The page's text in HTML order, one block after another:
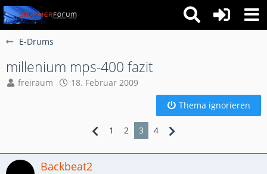
E-Drums
millenium mps-400 fazit
freiraum
18. Februar 2009
Thema ignorieren
1 2 3 4
Backbeat2